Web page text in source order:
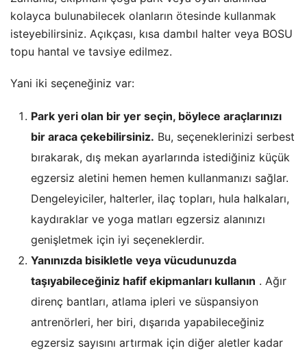
kolayca bulunabilecek olanların ötesinde kullanmak
isteyebilirsiniz. Açıkçası, kısa dambıl halter veya BOSU
topu hantal ve tavsiye edilmez.
Yani iki seçeneğiniz var:
Park yeri olan bir yer seçin, böylece araçlarınızı
bir araca çekebilirsiniz. Bu, seçeneklerinizi serbest
bırakarak, dış mekan ayarlarında istediğiniz küçük
egzersiz aletini hemen hemen kullanmanızı sağlar.
Dengeleyiciler, halterler, ilaç topları, hula halkaları,
kaydıraklar ve yoga matları egzersiz alanınızı
genişletmek için iyi seçeneklerdir.
Yanınızda bisikletle veya vücudunuzda
taşıyabileceğiniz hafif ekipmanları kullanın . Ağır
direnç bantları, atlama ipleri ve süspansiyon
antrenörleri, her biri, dışarıda yapabileceğiniz
egzersiz sayısını artırmak için diğer aletler kadar